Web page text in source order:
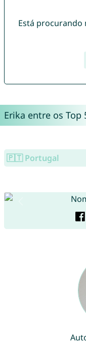
Está procurando
Erika entre os Top
🇵🇹 Portugal